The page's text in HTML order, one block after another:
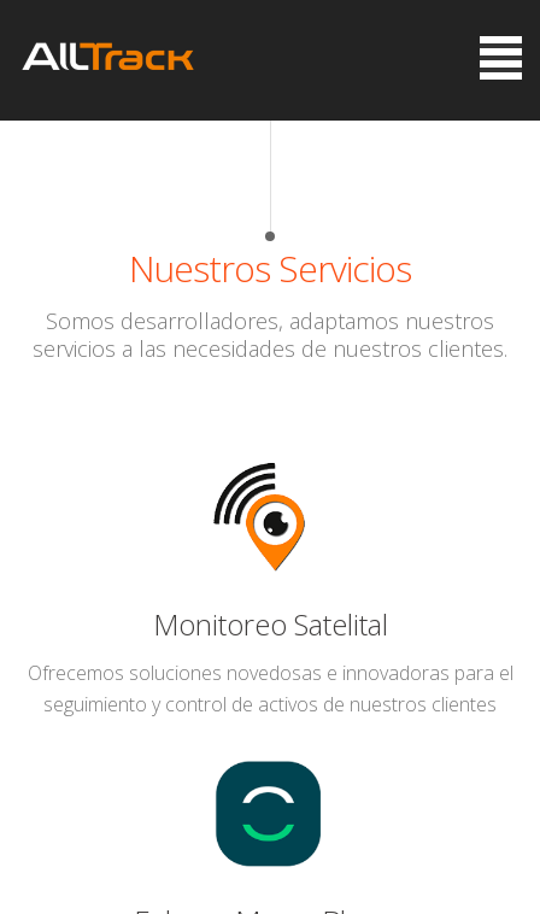
Nuestros Servicios
Somos desarrolladores, adaptamos nuestros
servicios a las necesidades de nuestros clientes.
Monitoreo Satelital
Ofrecemos soluciones novedosas e innovadoras para el
seguimiento y control de activos de nuestros clientes